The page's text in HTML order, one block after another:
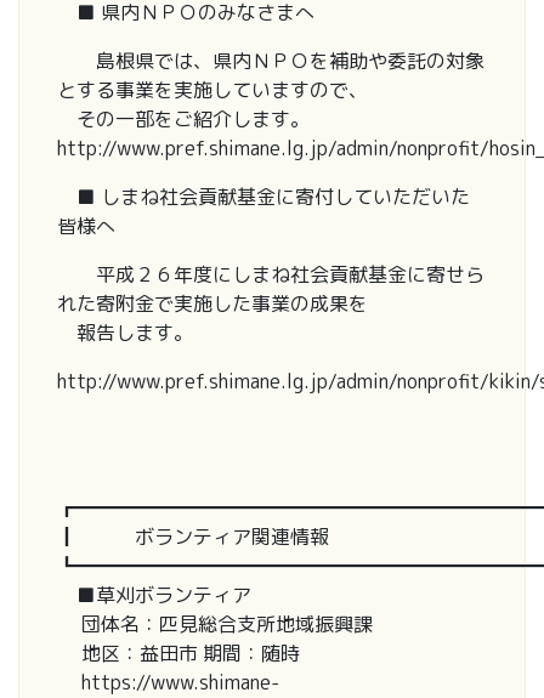
■ 県内ＮＰＯのみなさまへ
島根県では、県内ＮＰＯを補助や委託の対象
とする事業を実施していますので、
その一部をご紹介します。
http://www.pref.shimane.lg.jp/admin/nonprofit/
■ しまね社会貢献基金に寄付していただいた
皆様へ
平成２６年度にしまね社会貢献基金に寄せら
れた寄附金で実施した事業の成果を
報告します。
http://www.pref.shimane.lg.jp/admin/nonprofit/
┃ ボランティア関連情報
■草刈ボランティア
団体名：匹見総合支所地域振興課
地区：益田市 期間：随時
https://www.shimane-